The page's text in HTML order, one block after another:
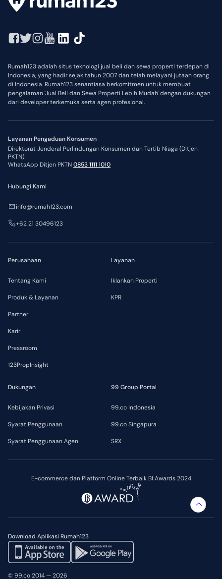
Rumah123 adalah situs teknologi jual beli dan sewa properti terdepan di
Indonesia, yang hadir sejak tahun 2007 dan telah melayani jutaan orang
di Indonesia. Rumah123 senantiasa berkomitmen untuk membuat
pengalaman 'Jual Beli dan Sewa Properti Lebih Mudah' dengan dukungan
dari developer terkemuka serta agen profesional.
Layanan Pengaduan Konsumen
Direktorat Jenderal Perlindungan Konsumen dan Tertib Niaga (Ditjen
PKTN)
WhatsApp Ditjen PKTN0853 1111 1010
E-commerce dan Platform Online Terbaik BI Awards 2024
Download Aplikasi Rumah123
Perusahaan
Tentang Kami
Produk & Layanan
Partner
Karir
Pressroom
123PropInsight
Layanan
Iklankan Properti
KPR
Dukungan
Kebijakan Privasi
Syarat Penggunaan
Syarat Penggunaan Agen
99 Group Portal
99.co Indonesia
99.co Singapura
SRX
Hubungi Kami
info@rumah123.com
+62 21 30496123
© 99.co 2014 — 2026